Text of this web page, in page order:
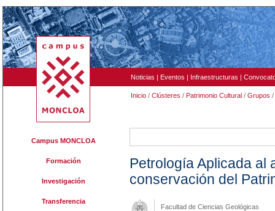
Noticias | Eventos | Infraestructuras |
Inicio / Clústeres / Patrimonio Cultural / Grupos /
Campus MONCLOA
Formación
Investigación
Transferencia
Petrología Aplicada al
conservación del
Facultad de Ciencias Geológicas